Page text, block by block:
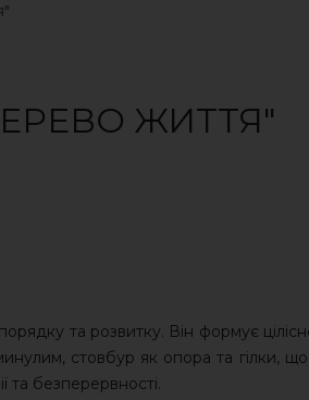
ЖИТТЯ"
та розвитку. Він формує
стовбур як опора та гілки,
та безперервності.